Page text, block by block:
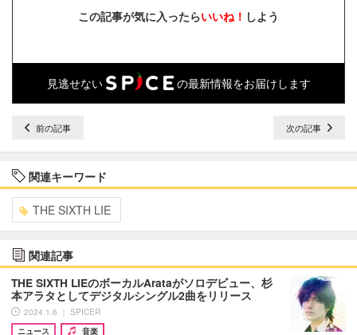
この記事が気に入ったらいいね！ しよう
見逃せない の最新情報をお届けします
前の記事 次の記事
関連キーワード
THE SIXTH LIE
関連記事
THE SIXTH LIEのボーカルArataがソロデビュー、杉
本アラタとしてデジタルシングル2曲をリリース
2024.1.6 ｜ SPICER
ニュース
音楽